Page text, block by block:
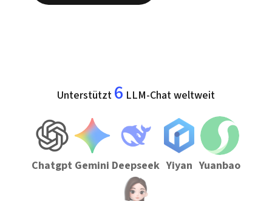
Unterstützt 6 LLM-Chat weltweit
Chatgpt Gemini Deepseek Yiyan Yuanbao